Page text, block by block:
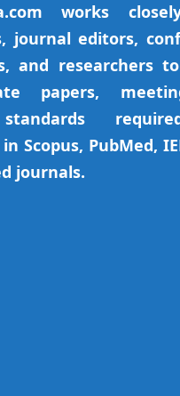
works
journal editors,
and researchers
papers,
Scopus, PubMed,
journals.